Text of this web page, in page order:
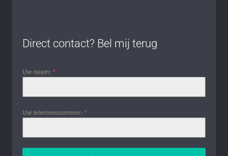
Direct contact? Bel mij terug
Uw naam: *
Uw telefoonnummer: *